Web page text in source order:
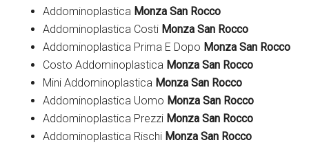
Addominoplastica Monza San Rocco
Addominoplastica Costi Monza San Rocco
Addominoplastica Prima E Dopo Monza San Rocco
Costo Addominoplastica Monza San Rocco
Mini Addominoplastica Monza San Rocco
Addominoplastica Uomo Monza San Rocco
Addominoplastica Prezzi Monza San Rocco
Addominoplastica Rischi Monza San Rocco